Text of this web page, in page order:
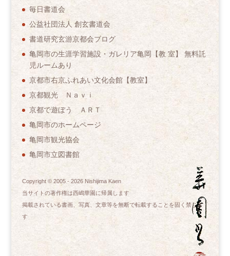
毎日書道会
公益社団法人 創玄書道会
書道研究玄游京都会ブログ
亀岡市の生涯学習施設・ガレリア亀岡【教 室】 無料託
児ルームあり
京都市右京ふれあい文化会館【教室】
京都観光 Ｎａｖｉ
京都で遊ぼう ＡＲＴ
亀岡市のホームページ
亀岡市観光協会
亀岡市立図書館
Copyright © 2005 - 2026Nishijima Kaen
当サイトの著作権は西嶋華園に帰属します
掲載されている書画、写真、文章等を無断で転載することを固く禁じま
す